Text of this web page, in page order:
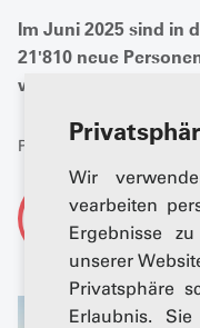
Wir
vearbeiten
Ergebnisse
unserer
Privatsphäre
Erlaubnis.
Im Juni 2025 sind in
21'810 neue
worden. 3,9 Prozent
Publiziert: 02. Juli 2025
Von
AGVS-